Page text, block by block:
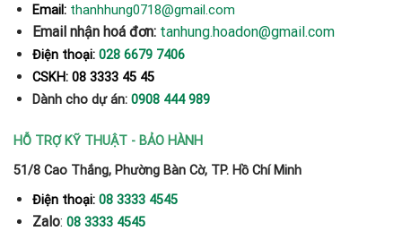
Email: thanhhung0718@gmail.com
Email nhận hoá đơn: tanhung.hoadon@gmail.com
Điện thoại: 028 6679 7406
CSKH: 08 3333 45 45
Dành cho dự án: 0908 444 989
HỖ TRỢ KỸ THUẬT - BẢO HÀNH
51/8 Cao Thắng, Phường Bàn Cờ, TP. Hồ Chí Minh
Điện thoại: 08 3333 4545
Zalo: 08 3333 4545